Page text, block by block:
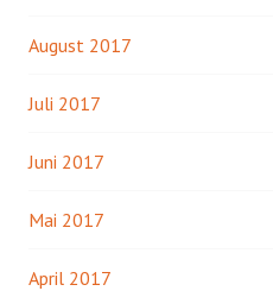
August 2017
Juli 2017
Juni 2017
Mai 2017
April 2017